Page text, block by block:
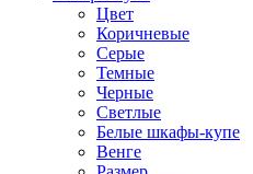
Цвет
Коричневые
Серые
Темные
Черные
Светлые
Белые шкафы-купе
Венге